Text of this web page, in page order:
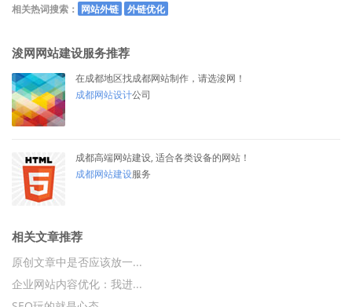
相关热词搜索： 网站外链 外链优化
浚网网站建设服务推荐
在成都地区找成都网站制作，请选浚网！
成都网站设计公司
成都高端网站建设, 适合各类设备的网站！
成都网站建设服务
相关文章推荐
原创文章中是否应该放一...
企业网站内容优化：我进...